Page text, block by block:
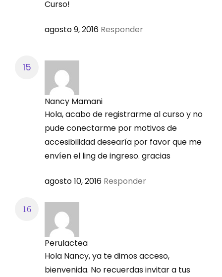
Curso!
agosto 9, 2016 Responder
Nancy Mamani
Hola, acabo de registrarme al curso y no
pude conectarme por motivos de
accesibilidad desearía por favor que me
envíen el ling de ingreso. gracias
agosto 10, 2016 Responder
Perulactea
Hola Nancy, ya te dimos acceso,
bienvenida. No recuerdas invitar a tus